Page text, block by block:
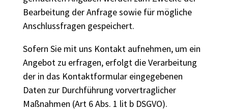
Bearbeitung der Anfrage sowie für mögliche
Anschlussfragen gespeichert.
Sofern Sie mit uns Kontakt aufnehmen, um ein
Angebot zu erfragen, erfolgt die Verarbeitung
der in das Kontaktformular eingegebenen
Daten zur Durchführung vorvertraglicher
Maßnahmen (Art 6 Abs. 1 lit b DSGVO).